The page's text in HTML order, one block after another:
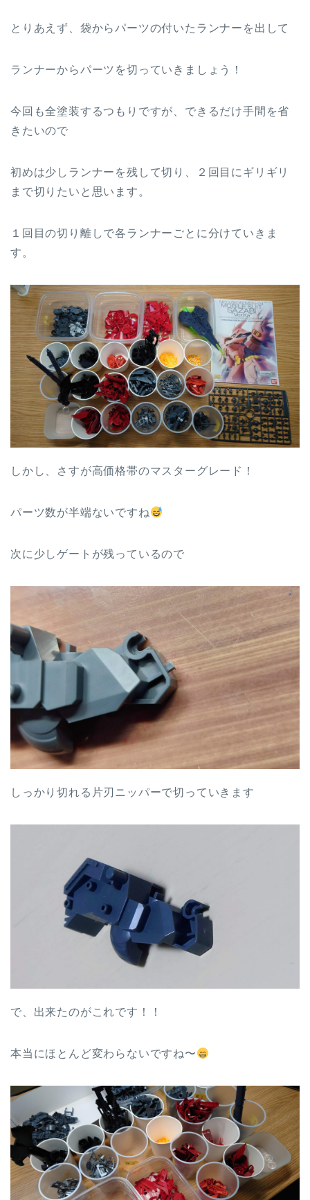
とりあえず、袋からパーツの付いたランナーを出して
ランナーからパーツを切っていきましょう！
今回も全塗装するつもりですが、できるだけ手間を省
きたいので
初めは少しランナーを残して切り、２回目にギリギリ
まで切りたいと思います。
１回目の切り離しで各ランナーごとに分けていきま
す。
しかし、さすが高価格帯のマスターグレード！
パーツ数が半端ないですね
次に少しゲートが残っているので
しっかり切れる片刃ニッパーで切っていきます
で、出来たのがこれです！！
本当にほとんど変わらないですね〜